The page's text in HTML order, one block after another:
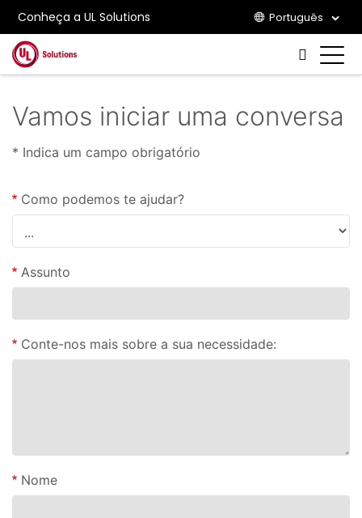
Conheça a UL Solutions Português
Skip to main content
Vamos iniciar uma conversa
* Indica um campo obrigatório
Como podemos te ajudar?
Assunto
Conte-nos mais sobre a sua necessidade:
Nome